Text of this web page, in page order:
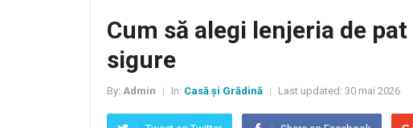
Cum să alegi lenjeria de
sigure
By: Admin In: Casă și Grădină Last updated: 30 mai 2026